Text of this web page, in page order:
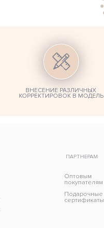
ВНЕСЕНИЕ РАЗЛИЧНЫХ
КОРРЕКТИРОВОК В МОДЕЛЬ
ПАРТНЕРАМ
Оптовым
покупателям
Подарочные
сертификаты